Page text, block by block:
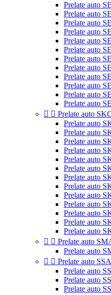
Prelate auto
Prelate auto
Prelate auto
Prelate auto
Prelate auto
Prelate auto
Prelate auto
Prelate auto
Prelate auto
Prelate auto
Prelate auto
Prelate auto
  Prelate auto
Prelate auto
Prelate auto
Prelate auto
Prelate auto
Prelate auto
Prelate auto
Prelate auto
Prelate auto
Prelate auto
Prelate auto
Prelate auto
Prelate auto
Prelate auto
  Prelate auto
Prelate auto
  Prelate auto
Prelate auto
Prelate auto
Prelate auto